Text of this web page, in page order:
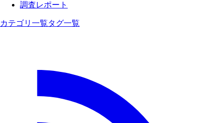
調査レポート
カテゴリ一覧タグ一覧